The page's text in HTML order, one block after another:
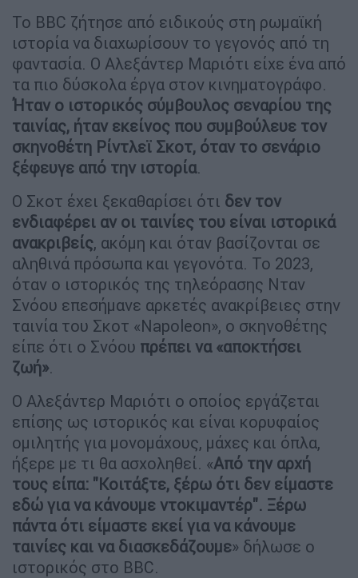
Το BBC ζήτησε από ειδικούς στη ρωμαϊκή
ιστορία να διαχωρίσουν το γεγονός από τη
φαντασία. Ο Αλεξάντερ Μαριότι είχε ένα από
τα πιο δύσκολα έργα στον κινηματογράφο.
Ήταν ο ιστορικός σύμβουλος σεναρίου της
ταινίας, ήταν εκείνος που συμβούλευε τον
σκηνοθέτη Ρίντλεϊ Σκοτ, όταν το σενάριο
ξέφευγε από την ιστορία.
Ο Σκοτ έχει ξεκαθαρίσει ότι δεν τον
ενδιαφέρει αν οι ταινίες του είναι ιστορικά
ανακριβείς, ακόμη και όταν βασίζονται σε
αληθινά πρόσωπα και γεγονότα. Το 2023,
όταν ο ιστορικός της τηλεόρασης Νταν
Σνόου επεσήμανε αρκετές ανακρίβειες στην
ταινία του Σκοτ «Napoleon», ο σκηνοθέτης
είπε ότι ο Σνόου πρέπει να «αποκτήσει
ζωή».
Ο Αλεξάντερ Μαριότι ο οποίος εργάζεται
επίσης ως ιστορικός και είναι κορυφαίος
ομιλητής για μονομάχους, μάχες και όπλα,
ήξερε με τι θα ασχοληθεί. «Από την αρχή
τους είπα: "Κοιτάξτε, ξέρω ότι δεν είμαστε
εδώ για να κάνουμε ντοκιμαντέρ". Ξέρω
πάντα ότι είμαστε εκεί για να κάνουμε
ταινίες και να διασκεδάζουμε» δήλωσε ο
ιστορικός στο BBC.